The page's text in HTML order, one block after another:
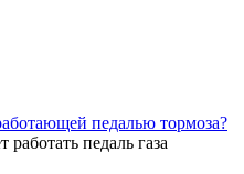
педалью тормоза?
работать педаль газа